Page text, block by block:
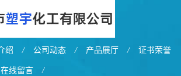
绍 / 公司动态 / 产品展厅 / 证书荣誉
在线留言 /